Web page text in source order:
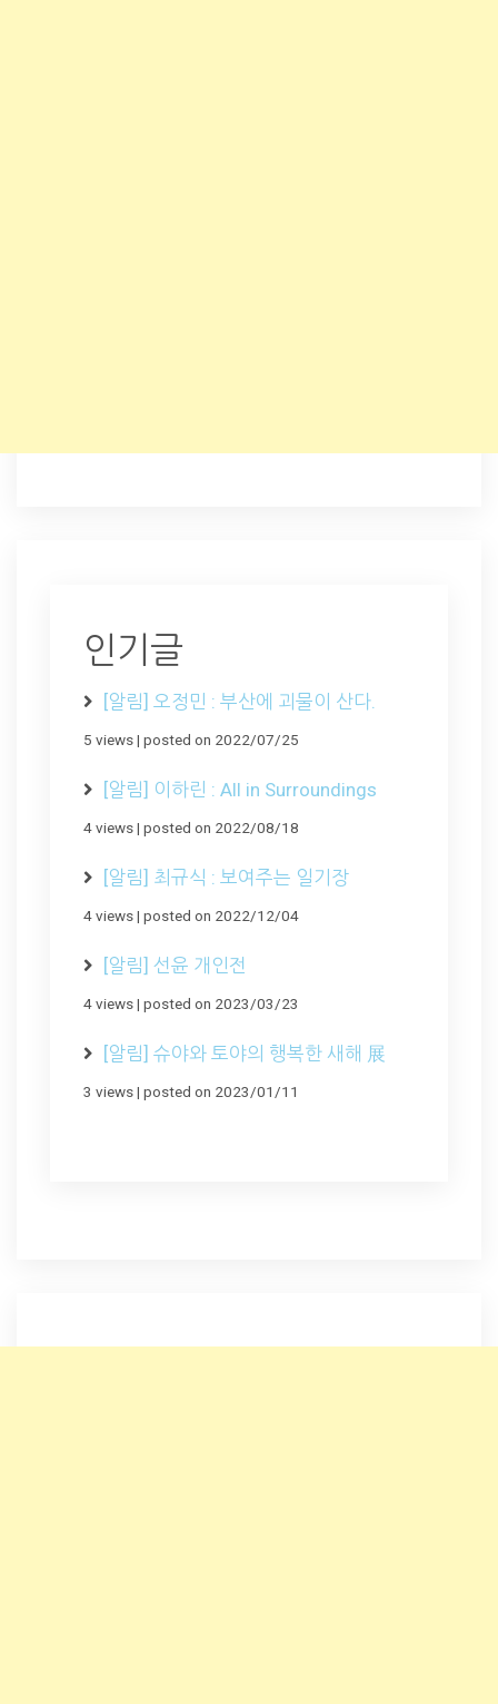
인기글
[알림] 오정민 : 부산에 괴물이 산다.
5 views| posted on 2022/07/25
[알림] 이하린 : All in Surroundings
4 views| posted on 2022/08/18
[알림] 최규식 : 보여주는 일기장
4 views| posted on 2022/12/04
[알림] 선윤 개인전
4 views| posted on 2023/03/23
[알림] 슈야와 토야의 행복한 새해 展
3 views| posted on 2023/01/11